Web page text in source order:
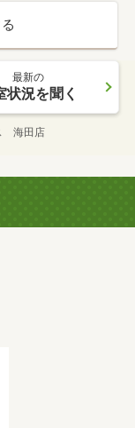
最新の
状況を聞く
海田店